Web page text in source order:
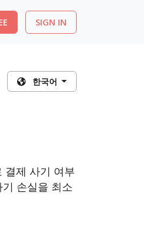
SIGN IN
한국어
결제 사기 여부
손실을 최소